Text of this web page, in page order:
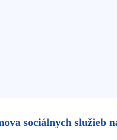
sociálnych služieb